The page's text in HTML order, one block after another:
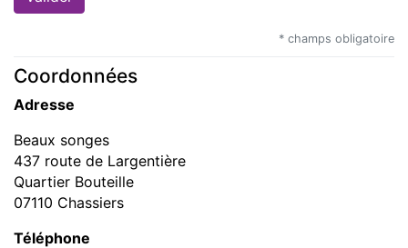
* champs obligatoire
Coordonnées
Adresse
Beaux songes
437 route de Largentière
Quartier Bouteille
07110 Chassiers
Téléphone